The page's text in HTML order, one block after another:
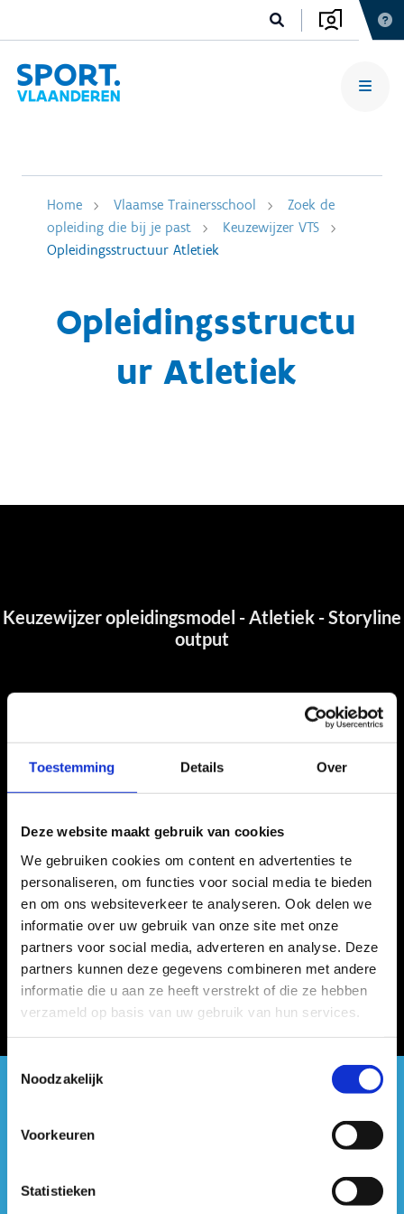
Toestemming Details Over
Deze website maakt gebruik van cookies
We gebruiken cookies om content en advertenties te
personaliseren, om functies voor social media te bieden
en om ons websiteverkeer te analyseren. Ook delen we
informatie over uw gebruik van onze site met onze
partners voor social media, adverteren en analyse. Deze
partners kunnen deze gegevens combineren met andere
informatie die u aan ze heeft verstrekt of die ze hebben
verzameld op basis van uw gebruik van hun services.
Toestemmingsselectie
Noodzakelijk
Voorkeuren
Statistieken
Home Vlaamse Trainersschool
Zoek de
opleiding die bij je past
Keuzewijzer VTS
Opleidingsstructuur Atletiek
Opleidingsstructu
ur Atletiek